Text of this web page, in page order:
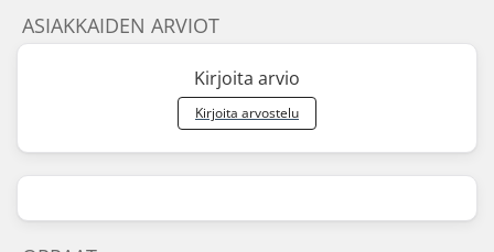
ASIAKKAIDEN ARVIOT
Kirjoita arvio
Kirjoita arvostelu